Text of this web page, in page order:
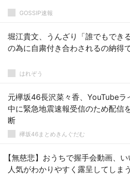
GOSSIP速報
堀江貴文、うんざり「誰でもでき
の為に自粛付き合わされるの納得
はれぞう
元欅坂46長沢菜々香、YouTubeラ
中に緊急地震速報受信のため配信
断
欅坂46まとめきんぐだむ
【無慈悲】おうちで握手会動画、
人気がわかりやすく露呈してしまう